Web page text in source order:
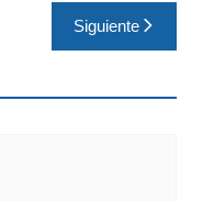
Siguiente